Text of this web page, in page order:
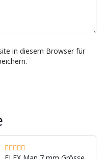
in diesem Browser für